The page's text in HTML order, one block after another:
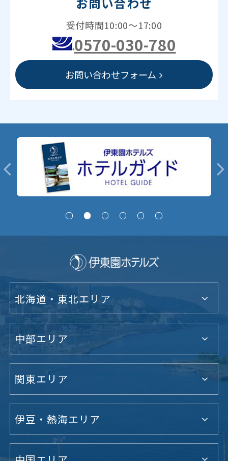
受付時間10:00～17:00
0570-030-780
お問い合わせフォーム
北海道・東北エリア
中部エリア
関東エリア
伊豆・熱海エリア